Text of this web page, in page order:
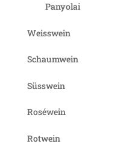
Panyolai
Weisswein
Schaumwein
Süsswein
Roséwein
Rotwein